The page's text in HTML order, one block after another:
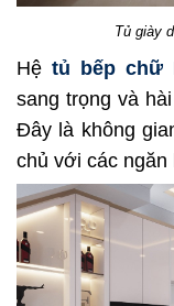
Tủ giày
Hệ tủ bếp chữ
sang trọng và
Đây là không
chủ với các ngăn